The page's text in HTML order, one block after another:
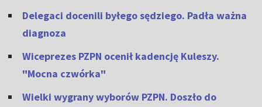
Delegaci docenili byłego sędziego. Padła ważna
diagnoza
Wiceprezes PZPN ocenił kadencję Kuleszy.
"Mocna czwórka"
Wielki wygrany wyborów PZPN. Doszło do